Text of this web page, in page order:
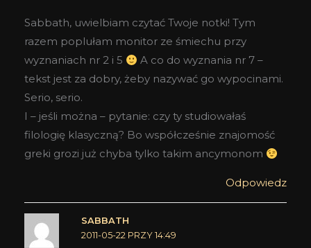
Sabbath, uwielbiam czytać Twoje notki! Tym
razem poplułam monitor ze śmiechu przy
wyznaniach nr 2 i 5
A co do wyznania nr 7 –
tekst jest za dobry, żeby nazywać go wypocinami.
Serio, serio.
I – jeśli można – pytanie: czy ty studiowałaś
filologię klasyczną? Bo współcześnie znajomość
greki grozi już chyba tylko takim ancymonom
Odpowiedz
SABBATH
2011-05-22 PRZY 14:49